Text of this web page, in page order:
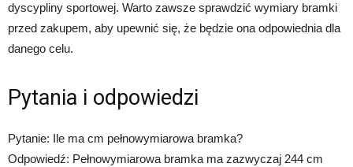
dyscypliny sportowej. Warto zawsze sprawdzić wymiary bramki
przed zakupem, aby upewnić się, że będzie ona odpowiednia dla
danego celu.
Pytania i odpowiedzi
Pytanie: Ile ma cm pełnowymiarowa bramka?
Odpowiedź: Pełnowymiarowa bramka ma zazwyczaj 244 cm